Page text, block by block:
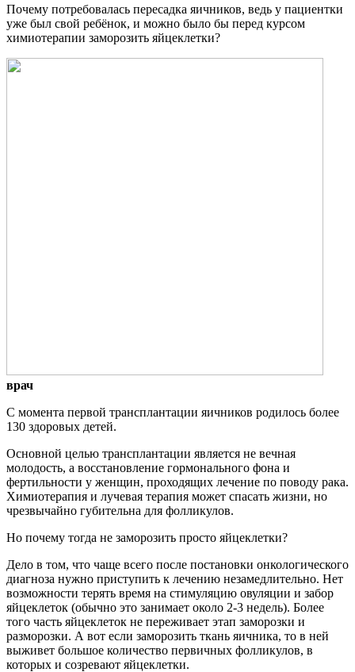
Почему потребовалась пересадка яичников, ведь у пациентки
уже был свой ребёнок, и можно было бы перед курсом
химиотерапии заморозить яйцеклетки?
врач
С момента первой трансплантации яичников родилось более
130 здоровых детей.
Основной целью трансплантации является не вечная
молодость, а восстановление гормонального фона и
фертильности у женщин, проходящих лечение по поводу рака.
Химиотерапия и лучевая терапия может спасать жизни, но
чрезвычайно губительна для фолликулов.
Но почему тогда не заморозить просто яйцеклетки?
Дело в том, что чаще всего после постановки онкологического
диагноза нужно приступить к лечению незамедлительно. Нет
возможности терять время на стимуляцию овуляции и забор
яйцеклеток (обычно это занимает около 2-3 недель). Более
того часть яйцеклеток не переживает этап заморозки и
разморозки. А вот если заморозить ткань яичника, то в ней
выживет большое количество первичных фолликулов, в
которых и созревают яйцеклетки.